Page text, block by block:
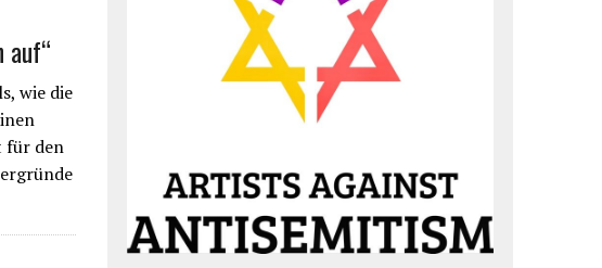
auf“
wie die
für den